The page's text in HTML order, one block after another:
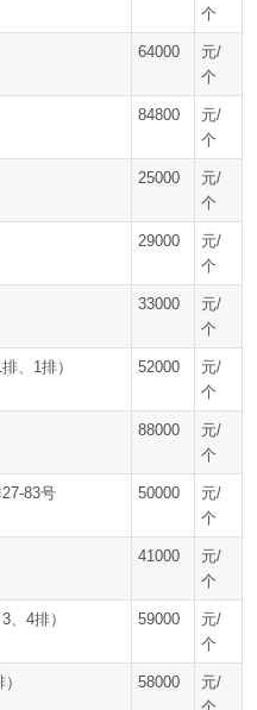
个
64000
元/
个
84800
元/
个
25000
元/
个
29000
元/
个
33000
元/
个
、1排） 52000
元/
个
88000
元/
个
83号 50000
元/
个
41000
元/
个
、4排） 59000
元/
个
58000
元/